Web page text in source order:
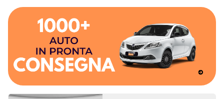
Erreti Auto propone una selezione accurata di vetture usate e
un'ampia scelta di auto km zero che ti garantiranno la
consegna rapida.
Concediti l'auto perfetta sceglienda fra oltre 600 vetture dei
migliori marchi accompagnato passa dopo passo
dall'esperienza del nostro Team.